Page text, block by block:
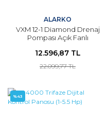
ALARKO
VXM 12-1 Diamond Drenaj
Pompası Açık Fanlı
12.596,87 TL
22.099,77 TL
%43